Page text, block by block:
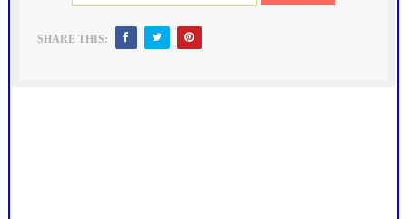
SHARE THIS: